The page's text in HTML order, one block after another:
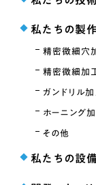
私たちの製
精密微細穴
精密微細加
ガンドリル
ホーニング
その他
私たちの設